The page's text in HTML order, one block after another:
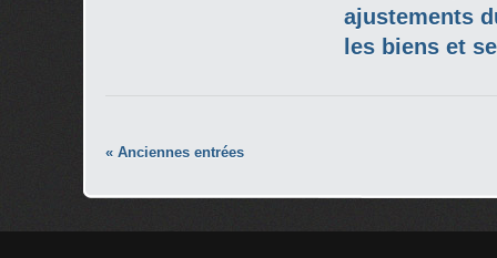
ajustements
les biens et
« Anciennes entrées